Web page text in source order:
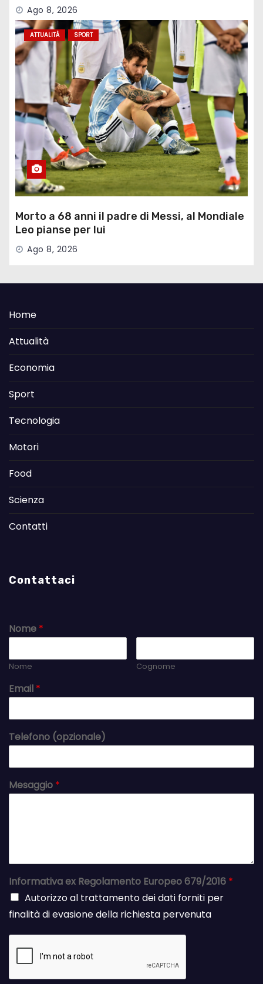
Ago 8, 2026
ATTUALITÀ SPORT
Morto a 68 anni il padre di Messi, al Mondiale
Leo pianse per lui
Ago 8, 2026
Home
Attualità
Economia
Sport
Tecnologia
Motori
Food
Scienza
Contatti
Contattaci
Nome *
Nome Cognome
Email *
Telefono (opzionale)
Mesaggio *
Informativa ex Regolamento Europeo 679/2016 *
Autorizzo al trattamento dei dati forniti per
finalità di evasione della richiesta pervenuta